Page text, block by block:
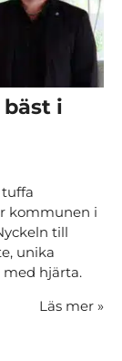
i
kommunen i
till
unika
med hjärta.
Läs mer »